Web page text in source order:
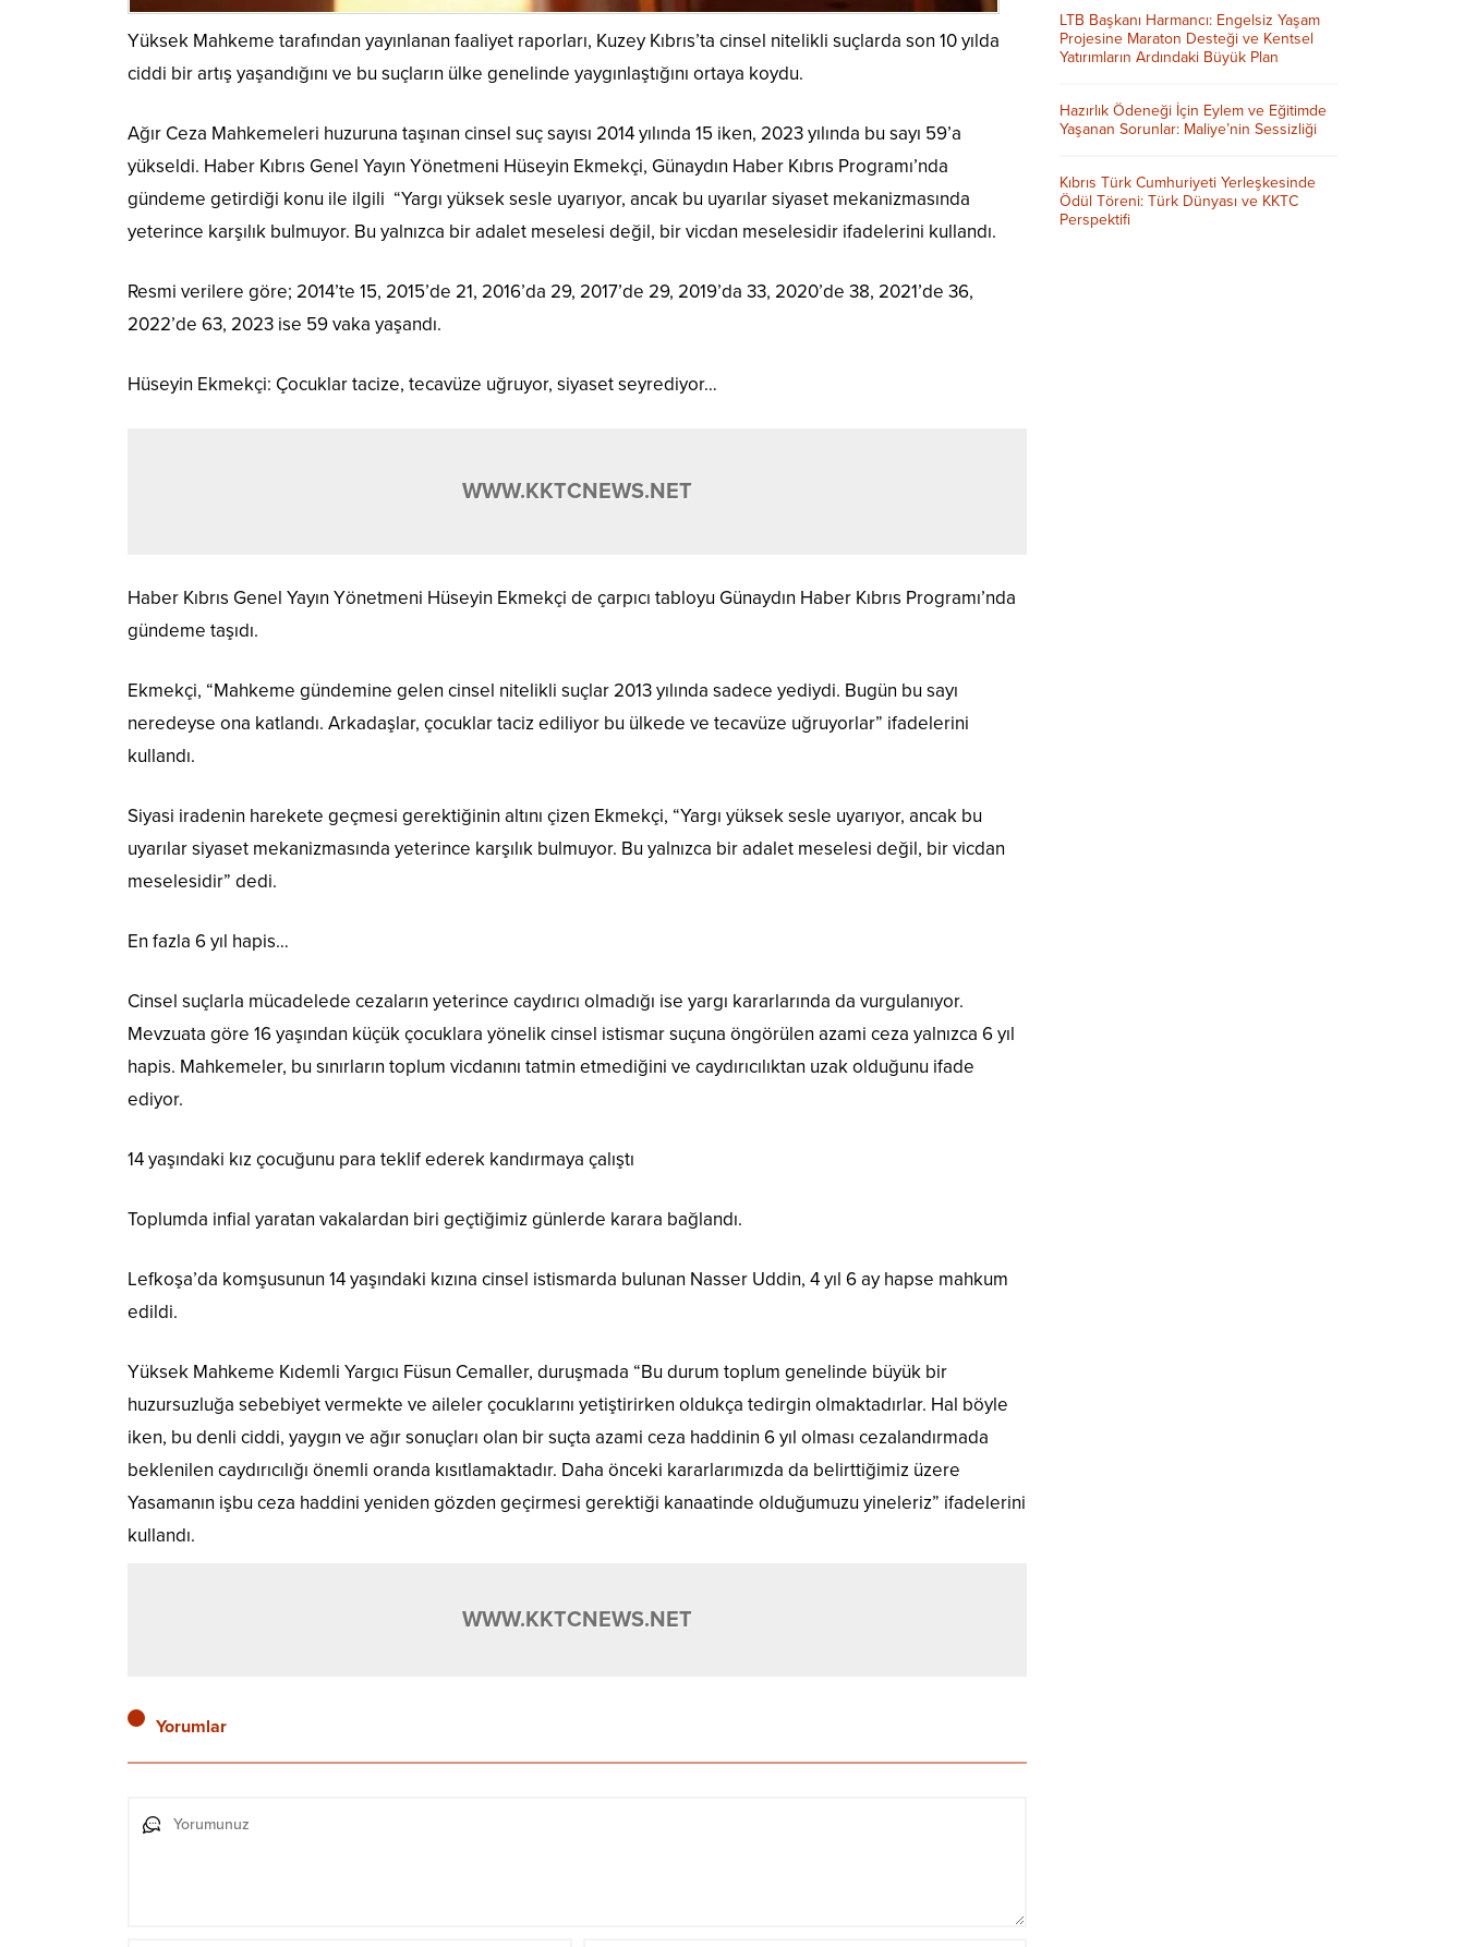
Yüksek Mahkeme tarafından yayınlanan faaliyet raporları, Kuzey Kıbrıs’ta cinsel nitelikli suçlarda son 10 yılda
ciddi bir artış yaşandığını ve bu suçların ülke genelinde yaygınlaştığını ortaya koydu.
Ağır Ceza Mahkemeleri huzuruna taşınan cinsel suç sayısı 2014 yılında 15 iken, 2023 yılında bu sayı 59’a
yükseldi. Haber Kıbrıs Genel Yayın Yönetmeni Hüseyin Ekmekçi, Günaydın Haber Kıbrıs Programı’nda
gündeme getirdiği konu ile ilgili “Yargı yüksek sesle uyarıyor, ancak bu uyarılar siyaset mekanizmasında
yeterince karşılık bulmuyor. Bu yalnızca bir adalet meselesi değil, bir vicdan meselesidir ifadelerini kullandı.
Resmi verilere göre; 2014’te 15, 2015’de 21, 2016’da 29, 2017’de 29, 2019’da 33, 2020’de 38, 2021’de 36,
2022’de 63, 2023 ise 59 vaka yaşandı.
Hüseyin Ekmekçi: Çocuklar tacize, tecavüze uğruyor, siyaset seyrediyor…
WWW.KKTCNEWS.NET
Haber Kıbrıs Genel Yayın Yönetmeni Hüseyin Ekmekçi de çarpıcı tabloyu Günaydın Haber Kıbrıs Programı’nda
gündeme taşıdı.
Ekmekçi, “Mahkeme gündemine gelen cinsel nitelikli suçlar 2013 yılında sadece yediydi. Bugün bu sayı
neredeyse ona katlandı. Arkadaşlar, çocuklar taciz ediliyor bu ülkede ve tecavüze uğruyorlar” ifadelerini
kullandı.
Siyasi iradenin harekete geçmesi gerektiğinin altını çizen Ekmekçi, “Yargı yüksek sesle uyarıyor, ancak bu
uyarılar siyaset mekanizmasında yeterince karşılık bulmuyor. Bu yalnızca bir adalet meselesi değil, bir vicdan
meselesidir” dedi.
En fazla 6 yıl hapis…
Cinsel suçlarla mücadelede cezaların yeterince caydırıcı olmadığı ise yargı kararlarında da vurgulanıyor.
Mevzuata göre 16 yaşından küçük çocuklara yönelik cinsel istismar suçuna öngörülen azami ceza yalnızca 6 yıl
hapis. Mahkemeler, bu sınırların toplum vicdanını tatmin etmediğini ve caydırıcılıktan uzak olduğunu ifade
ediyor.
14 yaşındaki kız çocuğunu para teklif ederek kandırmaya çalıştı
Toplumda infial yaratan vakalardan biri geçtiğimiz günlerde karara bağlandı.
Lefkoşa’da komşusunun 14 yaşındaki kızına cinsel istismarda bulunan Nasser Uddin, 4 yıl 6 ay hapse mahkum
edildi.
Yüksek Mahkeme Kıdemli Yargıcı Füsun Cemaller, duruşmada “Bu durum toplum genelinde büyük bir
huzursuzluğa sebebiyet vermekte ve aileler çocuklarını yetiştirirken oldukça tedirgin olmaktadırlar. Hal böyle
iken, bu denli ciddi, yaygın ve ağır sonuçları olan bir suçta azami ceza haddinin 6 yıl olması cezalandırmada
beklenilen caydırıcılığı önemli oranda kısıtlamaktadır. Daha önceki kararlarımızda da belirttiğimiz üzere
Yasamanın işbu ceza haddini yeniden gözden geçirmesi gerektiği kanaatinde olduğumuzu yineleriz” ifadelerini
kullandı.
WWW.KKTCNEWS.NET
Yorumlar
LTB Başkanı Harmancı: Engelsiz Yaşam
Projesine Maraton Desteği ve Kentsel
Yatırımların Ardındaki Büyük Plan
Hazırlık Ödeneği İçin Eylem ve Eğitimde
Yaşanan Sorunlar: Maliye’nin Sessizliği
Kıbrıs Türk Cumhuriyeti Yerleşkesinde
Ödül Töreni: Türk Dünyası ve KKTC
Perspektifi